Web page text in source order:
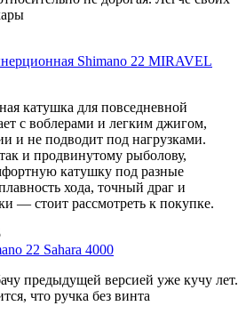
Shimano 22 MIRAVEL
катушка для повседневной
с воблерами и легким джигом,
и не подводит под нагрузками.
и продвинутому рыболову,
катушку под разные
хода, точный драг и
— стоит рассмотреть к покупке.
22 Sahara 4000
предыдущей версией уже кучу лет.
что ручка без винта